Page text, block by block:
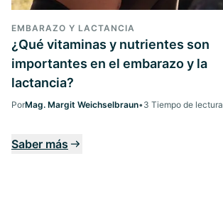
EMBARAZO Y LACTANCIA
¿Qué vitaminas y nutrientes son
importantes en el embarazo y la
lactancia?
PorMag. Margit Weichselbraun•3 Tiempo de lectura
Saber más